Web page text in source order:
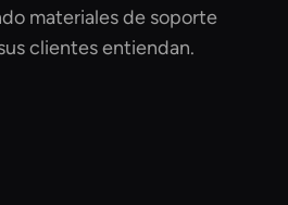
materiales de soporte
clientes entiendan.